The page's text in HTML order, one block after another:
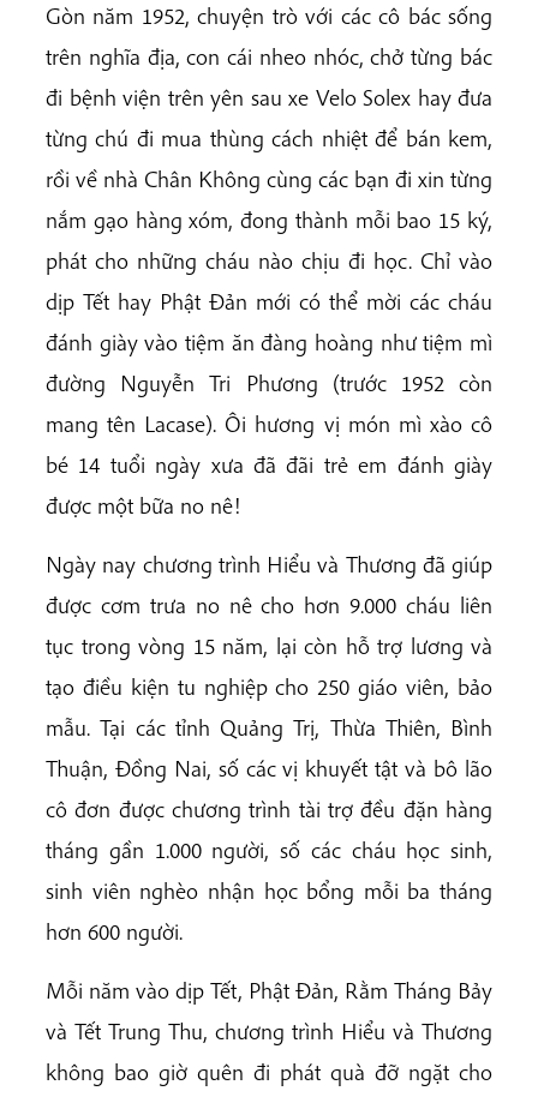
Gòn năm 1952, chuyện trò với các cô bác sống
trên nghĩa địa, con cái nheo nhóc, chở từng bác
đi bệnh viện trên yên sau xe Velo Solex hay đưa
từng chú đi mua thùng cách nhiệt để bán kem,
rồi về nhà Chân Không cùng các bạn đi xin từng
nắm gạo hàng xóm, đong thành mỗi bao 15 ký,
phát cho những cháu nào chịu đi học. Chỉ vào
dịp Tết hay Phật Đản mới có thể mời các cháu
đánh giày vào tiệm ăn đàng hoàng như tiệm mì
đường Nguyễn Tri Phương (trước 1952 còn
mang tên Lacase). Ôi hương vị món mì xào cô
bé 14 tuổi ngày xưa đã đãi trẻ em đánh giày
được một bữa no nê!
Ngày nay chương trình Hiểu và Thương đã giúp
được cơm trưa no nê cho hơn 9.000 cháu liên
tục trong vòng 15 năm, lại còn hỗ trợ lương và
tạo điều kiện tu nghiệp cho 250 giáo viên, bảo
mẫu. Tại các tỉnh Quảng Trị, Thừa Thiên, Bình
Thuận, Đồng Nai, số các vị khuyết tật và bô lão
cô đơn được chương trình tài trợ đều đặn hàng
tháng gần 1.000 người, số các cháu học sinh,
sinh viên nghèo nhận học bổng mỗi ba tháng
hơn 600 người.
Mỗi năm vào dịp Tết, Phật Đản, Rằm Tháng Bảy
và Tết Trung Thu, chương trình Hiểu và Thương
không bao giờ quên đi phát quà đỡ ngặt cho